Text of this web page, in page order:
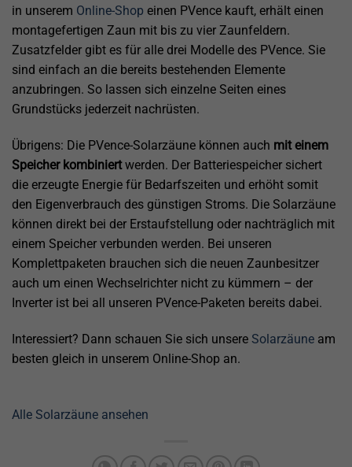
in unserem Online-Shop einen PVence kauft, erhält einen
montagefertigen Zaun mit bis zu vier Zaunfeldern.
Zusatzfelder gibt es für alle drei Modelle des PVence. Sie
sind einfach an die bereits bestehenden Elemente
anzubringen. So lassen sich einzelne Seiten eines
Grundstücks jederzeit nachrüsten.
Übrigens: Die PVence-Solarzäune können auch mit einem
Speicher kombiniertwerden. Der Batteriespeicher sichert
die erzeugte Energie für Bedarfszeiten und erhöht somit
den Eigenverbrauch des günstigen Stroms. Die Solarzäune
können direkt bei der Erstaufstellung oder nachträglich mit
einem Speicher verbunden werden. Bei unseren
Komplettpaketen brauchen sich die neuen Zaunbesitzer
auch um einen Wechselrichter nicht zu kümmern – der
Inverter ist bei all unseren PVence-Paketen bereits dabei.
Interessiert? Dann schauen Sie sich unsere Solarzäune am
besten gleich in unserem Online-Shop an.
Alle Solarzäune ansehen